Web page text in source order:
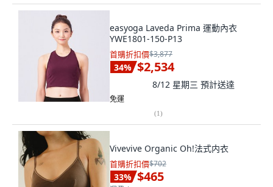
easyoga Laveda Prima 運動內衣
YWE1801-150-P13
首購折扣價$3,877
34% $2,534
8/12 星期三 預計送達
免運
(1)
Vivevive Organic Oh!法式内衣
首購折扣價$702
33% $465